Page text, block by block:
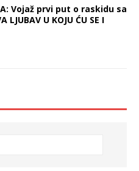
Vojaž prvi put o raskidu sa
LJUBAV U KOJU ĆU SE I